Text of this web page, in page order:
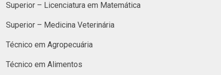
Superior – Licenciatura em Matemática
Superior – Medicina Veterinária
Técnico em Agropecuária
Técnico em Alimentos